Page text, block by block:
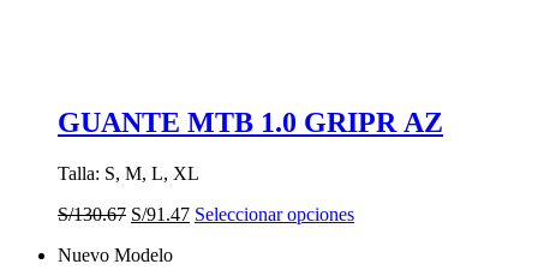
GUANTE MTB 1.0 GRIPR AZ
Talla: S, M, L, XL
S/130.67 El
original
S/91.47ElSeleccionar opcionesEste
Nuevo Modelo